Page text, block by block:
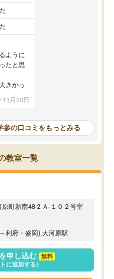
ように
たと思
きかっ
月28日
参の口コミをもっとみる
教室一覧
町新南48-2 Ａ-１０２号室
利府・盛岡) 大河原駅
申し込む
無料
トに追加する）